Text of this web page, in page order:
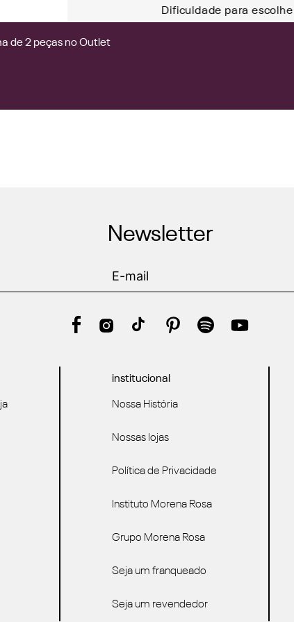
Dificuldade para
de 2 peças no Outlet
Newsletter
institucional
Nossa História
Nossas lojas
Política de Privacidade
Instituto Morena Rosa
Grupo Morena Rosa
Seja um franqueado
Seja um revendedor